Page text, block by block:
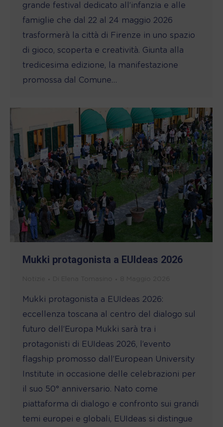
grande festival dedicato all’infanzia e alle
famiglie che dal 22 al 24 maggio 2026
trasformerà la città di Firenze in uno spazio
di gioco, scoperta e creatività. Giunta alla
tredicesima edizione, la manifestazione
promossa dal Comune…
Mukki protagonista a EUIdeas 2026
Mukki protagonista a EUIdeas 2026:
eccellenza toscana al centro del dialogo sul
futuro dell’Europa Mukki sarà tra i
protagonisti di EUIdeas 2026, l’evento
flagship promosso dall’European University
Institute in occasione delle celebrazioni per
il suo 50° anniversario. Nato come
piattaforma di dialogo e confronto sui grandi
temi europei e globali, EUIdeas si distingue